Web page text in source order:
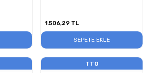
1.506,29 TL
SEPETE EKLE
TTO